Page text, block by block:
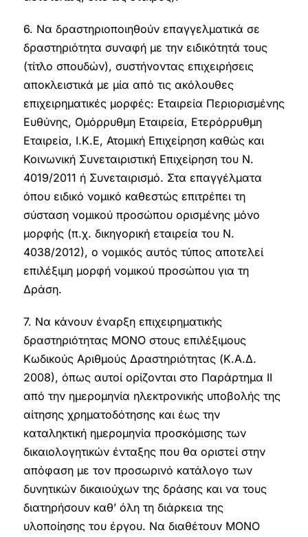
6. Να δραστηριοποιηθούν επαγγελματικά σε
δραστηριότητα συναφή με την ειδικότητά τους
(τίτλο σπουδών), συστήνοντας επιχειρήσεις
αποκλειστικά με μία από τις ακόλουθες
επιχειρηματικές μορφές: Εταιρεία Περιορισμένης
Ευθύνης, Ομόρρυθμη Εταιρεία, Ετερόρρυθμη
Εταιρεία, Ι.Κ.Ε, Ατομική Επιχείρηση καθώς και
Κοινωνική Συνεταιριστική Επιχείρηση του Ν.
4019/2011 ή Συνεταιρισμό. Στα επαγγέλματα
όπου ειδικό νομικό καθεστώς επιτρέπει τη
σύσταση νομικού προσώπου ορισμένης μόνο
μορφής (π.χ. δικηγορική εταιρεία του Ν.
4038/2012), ο νομικός αυτός τύπος αποτελεί
επιλέξιμη μορφή νομικού προσώπου για τη
Δράση.
7. Να κάνουν έναρξη επιχειρηματικής
δραστηριότητας ΜΟΝΟ στους επιλέξιμους
Κωδικούς Αριθμούς Δραστηριότητας (Κ.Α.Δ.
2008), όπως αυτοί ορίζονται στο Παράρτημα II
από την ημερομηνία ηλεκτρονικής υποβολής της
αίτησης χρηματοδότησης και έως την
καταληκτική ημερομηνία προσκόμισης των
δικαιολογητικών ένταξης που θα οριστεί στην
απόφαση με τον προσωρινό κατάλογο των
δυνητικών δικαιούχων της δράσης και να τους
διατηρήσουν καθ’ όλη τη διάρκεια της
υλοποίησης του έργου. Να διαθέτουν ΜΟΝΟ